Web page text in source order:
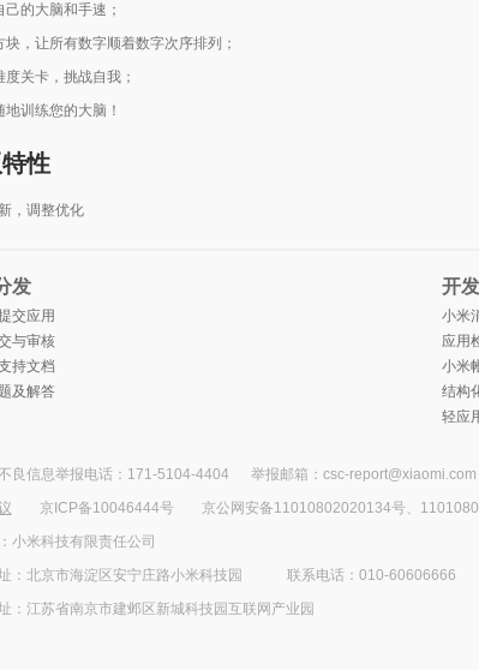
己的大脑和手速；
块，让所有数字顺着数字次序排列；
度关卡，挑战自我；
地训练您的大脑！
性
，调整优化
发
交应用
与审核
持文档
及解答
开
小米
应用
小米
结构
轻应
良信息举报电话：171-5104-4404 举报邮箱：csc-report@xiaomi.com
京ICP备10046444号 京公网安备11010802020134号、
小米科技有限责任公司
：北京市海淀区安宁庄路小米科技园
联系电话：010-60606666
：江苏省南京市建邺区新城科技园互联网产业园